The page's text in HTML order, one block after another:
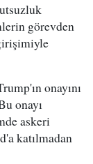
görevden
onayını
onayı
askeri
katılmadan